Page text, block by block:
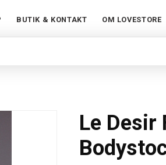
BUTIK & KONTAKT OM LOVESTORE
Le Desir